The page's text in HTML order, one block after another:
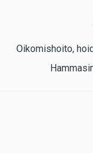
Oikomishoito,